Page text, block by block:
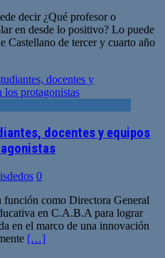
decir ¿Qué profesor o
en desde lo positivo? Lo puede
de tercer y cuarto año
docentes y equipos
0
función como Directora General
en C.A.B.A para lograr
en el marco de una innovación
[…]